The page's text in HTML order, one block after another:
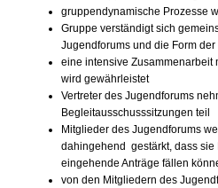
gruppendynamische Prozesse
Gruppe verständigt sich
Jugendforums und die Form
eine intensive Zusammenarbeit
wird gewährleistet
Vertreter des Jugendforums
Begleitausschusssitzungen teil
Mitglieder des Jugendforums
dahingehend gestärkt, dass sie
eingehende Anträge fällen
von den Mitgliedern des